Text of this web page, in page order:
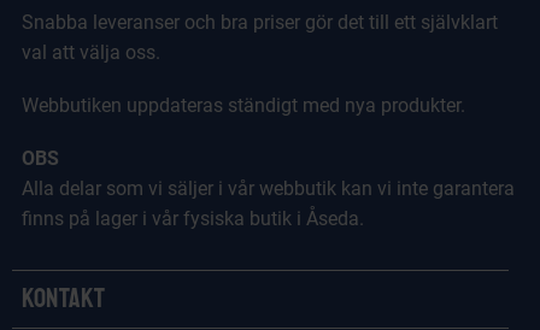
Snabba leveranser och bra priser gör det till ett självklart
val att välja oss.
Webbutiken uppdateras ständigt med nya produkter.
OBS
Alla delar som vi säljer i vår webbutik kan vi inte garantera
finns på lager i vår fysiska butik i Åseda.
Kontakt